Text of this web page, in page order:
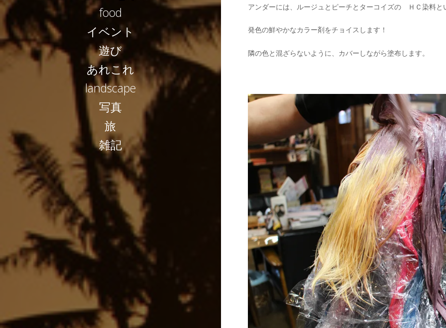
food
イベント
遊び
あれこれ
landscape
写真
旅
雑記
アンダーには、ルージュとピーチとターコイズの ＨＣ染料と
発色の鮮やかなカラー剤をチョイスします！
隣の色と混ざらないように、カバーしながら塗布します。